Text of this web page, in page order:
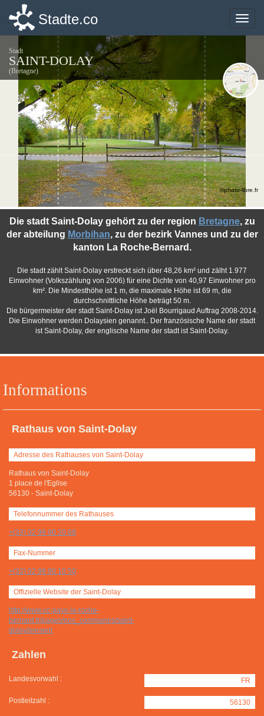
Toggle
Stadte.co
Stadt
SAINT-DOLAY
(Bretagne)
Informations
Rathaus von Saint-Dolay
Adresse des Rathauses von Saint-Dolay
Rathaus von Saint-Dolay
1 place de l'Eglise
56130 - Saint-Dolay
Telefonnummer des Rathauses
+(33) 02 99 90 20 69
Fax-Nummer
+(33) 02 99 90 10 50
Offizielle Website der Saint-Dolay
http://www.cc-pays-la-roche-
bernard.fr/pages/nos_communes/saint-
dolay/present
Zahlen
Landesvorwahl : FR
Postleitzahl : 56130
Die stadt Saint-Dolay gehört zu der region Bretagne, zu
der abteilung Morbihan, zu der bezirk Vannes und zu der
kanton La Roche-Bernard.
Die stadt zählt Saint-Dolay erstreckt sich über 48,26 km² und zälht 1.977
Einwohner (Volkszählung von 2006) für eine Dichte von 40,97 Einwohner pro
km². Die Mindesthöhe ist 1 m, die maximale Höhe ist 69 m, die
durchschnittliche Höhe beträgt 50 m.
Die bürgermeister der stadt Saint-Dolay ist Joël Bourrigaud Auftrag 2008-2014.
Die Einwohner werden Dolaysien genannt.. Der französische Name der stadt
ist Saint-Dolay, der englische Name der stadt ist Saint-Dolay.
©photo-libre.fr
Toggle
Stadte.co